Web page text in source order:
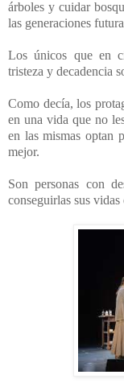
árboles y cuidar
las generaciones
Los únicos que en
tristeza y decadencia
Como decía, los
en una vida que no
en las mismas optan
mejor.
Son personas con
conseguirlas sus